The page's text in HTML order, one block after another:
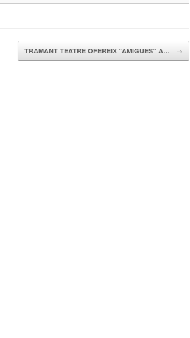
TRAMANT TEATRE OFEREIX “AMIGUES” A… →